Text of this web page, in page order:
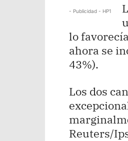
- Publicidad - HP1
lo
ahora se
43%).
Los dos
Reuters/